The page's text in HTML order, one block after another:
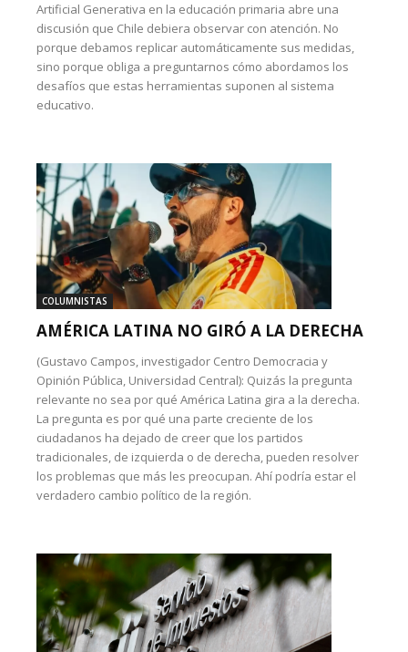
Artificial Generativa en la educación primaria abre una
discusión que Chile debiera observar con atención. No
porque debamos replicar automáticamente sus medidas,
sino porque obliga a preguntarnos cómo abordamos los
desafíos que estas herramientas suponen al sistema
educativo.
COLUMNISTAS
AMÉRICA LATINA NO GIRÓ A LA DERECHA
(Gustavo Campos, investigador Centro Democracia y
Opinión Pública, Universidad Central): Quizás la pregunta
relevante no sea por qué América Latina gira a la derecha.
La pregunta es por qué una parte creciente de los
ciudadanos ha dejado de creer que los partidos
tradicionales, de izquierda o de derecha, pueden resolver
los problemas que más les preocupan. Ahí podría estar el
verdadero cambio político de la región.